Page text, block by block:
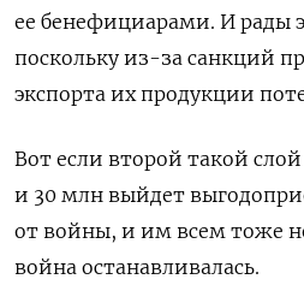
ее бенефициарами. И рады
поскольку из-за санкций
экспорта их продукции
Вот если второй такой
и 30 млн выйдет
от войны, и им всем тоже
война останавливалась.